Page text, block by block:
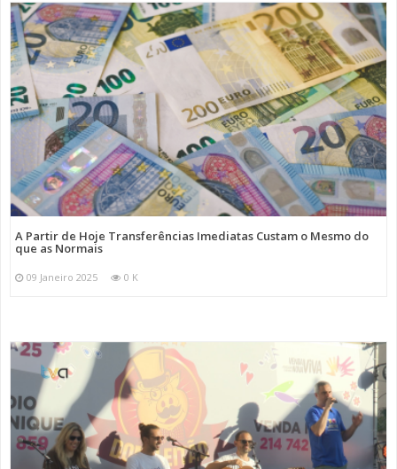
A Partir de Hoje Transferências Imediatas Custam o Mesmo do
que as Normais
09 Janeiro 2025 0 K